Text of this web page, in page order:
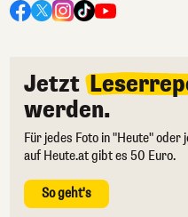
Jetzt
werden.
Für jedes Foto in "Heute" oder
auf Heute.at gibt es 50 Euro.
So geht's